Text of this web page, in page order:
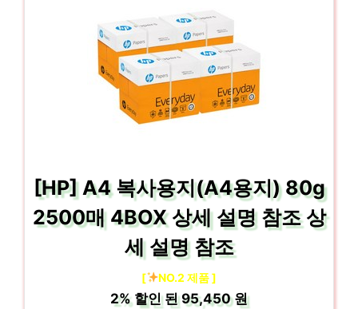
[HP] A4 복사용지(A4용지) 80g
2500매 4BOX 상세 설명 참조 상
세 설명 참조
[ NO.2 제품 ]
2% 할인 된95,450 원